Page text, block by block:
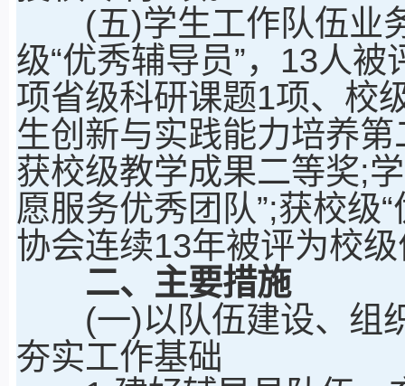
(五)学生工作队伍业
级“优秀辅导员”，13人
项省级科研课题1项、校
生创新与实践能力培养
获校级教学成果二等奖;
愿服务优秀团队”;获校级
协会连续13年被评为校
二、主要措施
(一)以队伍建设、组织
夯实工作基础